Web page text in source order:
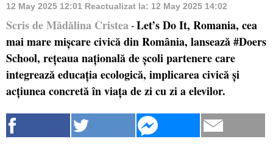
12 May 2025 12:01 Reactualizat la: 12 May 2025 14:02
Scris de Mădălina Cristea - Let’s Do It, Romania, cea
mai mare mișcare civică din România, lansează #Doers
School, rețeaua națională de școli partenere care
integrează educația ecologică, implicarea civică și
acțiunea concretă în viața de zi cu zi a elevilor.